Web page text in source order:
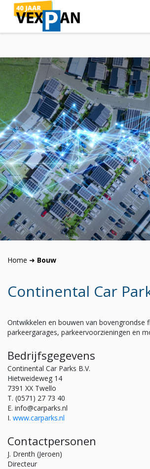
Home ➜ Bouw
Continental Car
Ontwikkelen en bouwen van bovengrondse
parkeergarages, parkeervoorzieningen en
Bedrijfsgegevens
Continental Car Parks B.V.
Hietweideweg 14
7391 XX Twello
T. (0571) 27 73 40
E. info@carparks.nl
I. www.carparks.nl
Contactpersonen
J. Drenth (Jeroen)
Directeur